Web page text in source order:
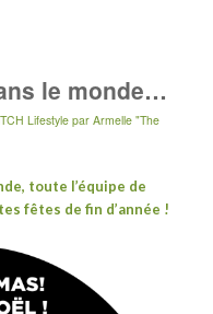
le monde…
Lifestyle par Armelle "The
toute l’équipe de
fêtes de fin d’année !